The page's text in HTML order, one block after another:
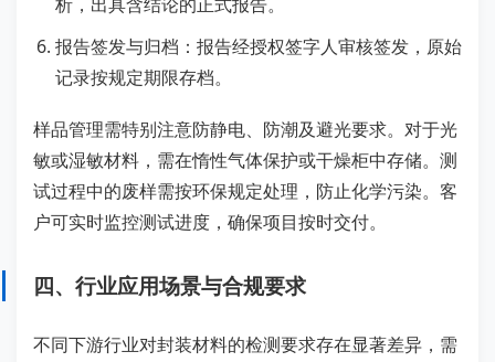
报告签发与归档：报告经授权签字人审核签发，原始
记录按规定期限存档。
样品管理需特别注意防静电、防潮及避光要求。对于光
敏或湿敏材料，需在惰性气体保护或干燥柜中存储。测
试过程中的废样需按环保规定处理，防止化学污染。客
户可实时监控测试进度，确保项目按时交付。
四、行业应用场景与合规要求
不同下游行业对封装材料的检测要求存在显著差异，需